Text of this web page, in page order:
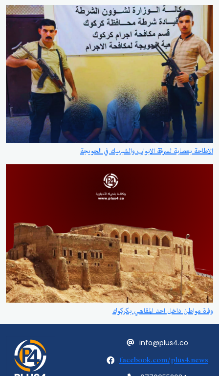
الاطاحة بعصابة لسرقة الابواب والشبابيك في الحويجة
وفاة مواطن داخل احد المقاهي بكركوك
info@plus4.co
facebook.com/plus4.news